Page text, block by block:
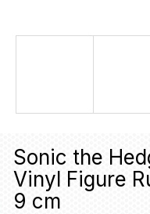
Sonic the
Vinyl Figure
9 cm
n
í
?